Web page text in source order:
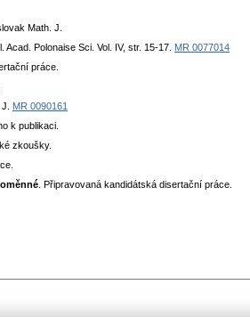
Math. J.
Acad. Polonaise Sci. Vol. IV, str. 15-17. MR 0077014
práce.
MR 0090161
k publikaci.
zkoušky.
. Připravovaná kandidátská disertační práce.